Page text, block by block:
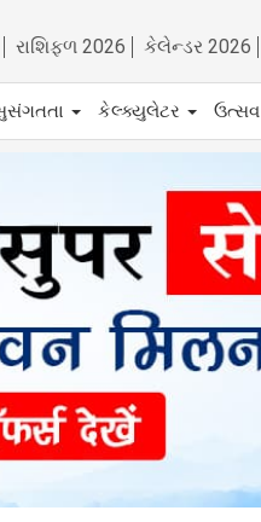
રાશિફળ 2026 કેલેન્ડર 2026
કેલ્ક્યુલેટર ઉત્સવ